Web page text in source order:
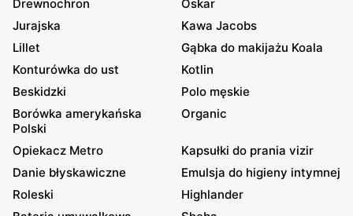
Drewnochron
Oskar
Jurajska
Kawa Jacobs
Lillet
Gąbka do makijażu Koala
Konturówka do ust
Kotlin
Beskidzki
Polo męskie
Borówka amerykańska
Polski
Organic
Opiekacz Metro
Kapsułki do prania vizir
Danie błyskawiczne
Emulsja do higieny intymnej
Roleski
Highlander